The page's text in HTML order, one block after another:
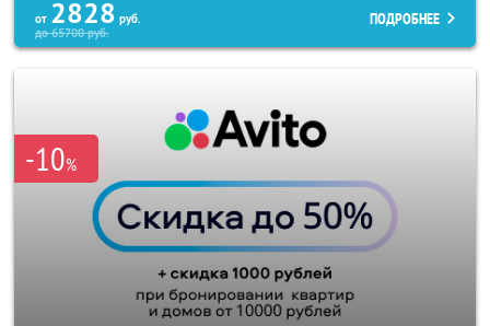
от 2828 руб.
до65700руб.
ПОДРОБНЕЕ
-10%